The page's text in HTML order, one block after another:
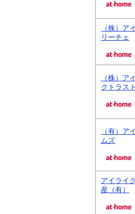
（株）ア
リーチェ
（株）ア
クトラスト
（有）ア
ムズ
アイライ
産（有）